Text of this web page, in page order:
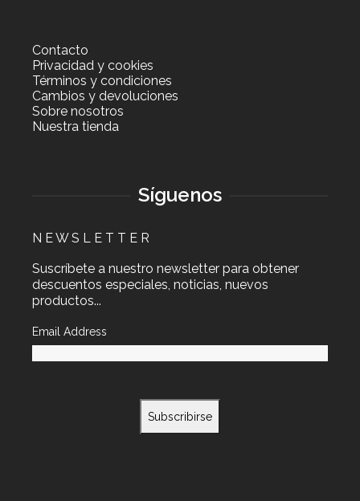
Contacto
Privacidad y cookies
Términos y condiciones
Cambios y devoluciones
Sobre nosotros
Nuestra tienda
Síguenos
N E W S L E T T E R
Suscríbete a nuestro newsletter para obtener
descuentos especiales, noticias, nuevos
productos...
Email Address